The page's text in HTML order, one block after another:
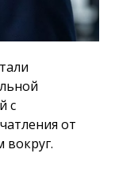
с
от
вокруг.